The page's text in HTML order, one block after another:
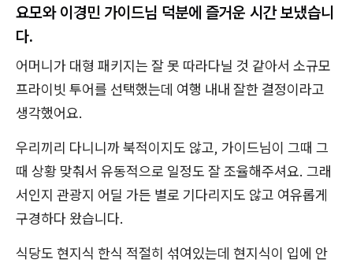
요모와 이경민 가이드님 덕분에 즐거운 시간 보냈습니
다.
어머니가 대형 패키지는 잘 못 따라다닐 것 같아서 소규모
프라이빗 투어를 선택했는데 여행 내내 잘한 결정이라고
생각했어요.
우리끼리 다니니까 북적이지도 않고, 가이드님이 그때 그
때 상황 맞춰서 유동적으로 일정도 잘 조율해주셔요. 그래
서인지 관광지 어딜 가든 별로 기다리지도 않고 여유롭게
구경하다 왔습니다.
식당도 현지식 한식 적절히 섞여있는데 현지식이 입에 안